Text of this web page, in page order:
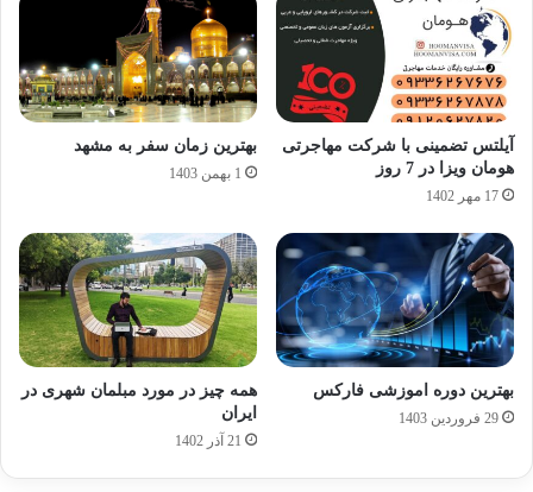
آیلتس تضمینی با شرکت مهاجرتی
هومان ویزا در 7 روز
17 مهر 1402
بهترین زمان سفر به مشهد
1 بهمن 1403
بهترین دوره اموزشی فارکس
29 فروردین 1403
همه چیز در مورد مبلمان شهری در
ایران
21 آذر 1402